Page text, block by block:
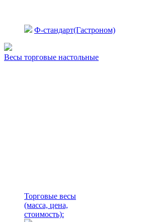
Ф-стандарт(Гастроном)
Весы торговые настольные
Торговые весы
(масса, цена,
стоимость):